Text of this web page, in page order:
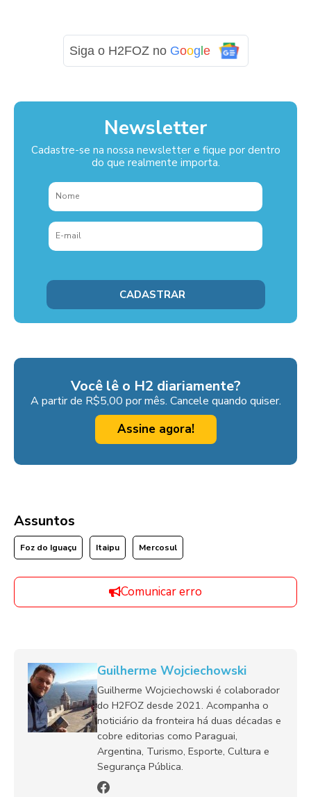
Siga o H2FOZ no Goog e
Newsletter
Cadastre-se na nossa newsletter e fique por dentro
do que realmente importa.
Você lê o H2 diariamente?
A partir de R$5,00 por mês. Cancele quando quiser.
Assine agora!
Assuntos
Foz do Iguaçu Itaipu Mercosul
Comunicar erro
Guilherme Wojciechowski
Guilherme Wojciechowski é colaborador
do H2FOZ desde 2021. Acompanha o
noticiário da fronteira há duas décadas e
cobre editorias como Paraguai,
Argentina, Turismo, Esporte, Cultura e
Segurança Pública.